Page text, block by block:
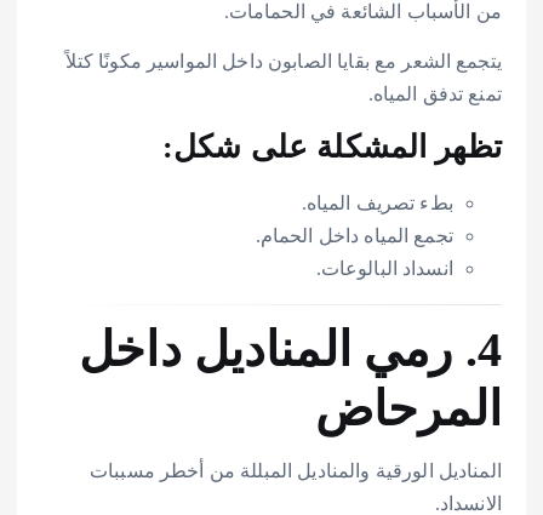
من الأسباب الشائعة في الحمامات.
يتجمع الشعر مع بقايا الصابون داخل المواسير مكونًا كتلاً
تمنع تدفق المياه.
تظهر المشكلة على شكل:
بطء تصريف المياه.
تجمع المياه داخل الحمام.
انسداد البالوعات.
4. رمي المناديل داخل
المرحاض
المناديل الورقية والمناديل المبللة من أخطر مسببات
الانسداد.